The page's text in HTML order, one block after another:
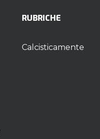
RUBRICHE
Calcisticamente